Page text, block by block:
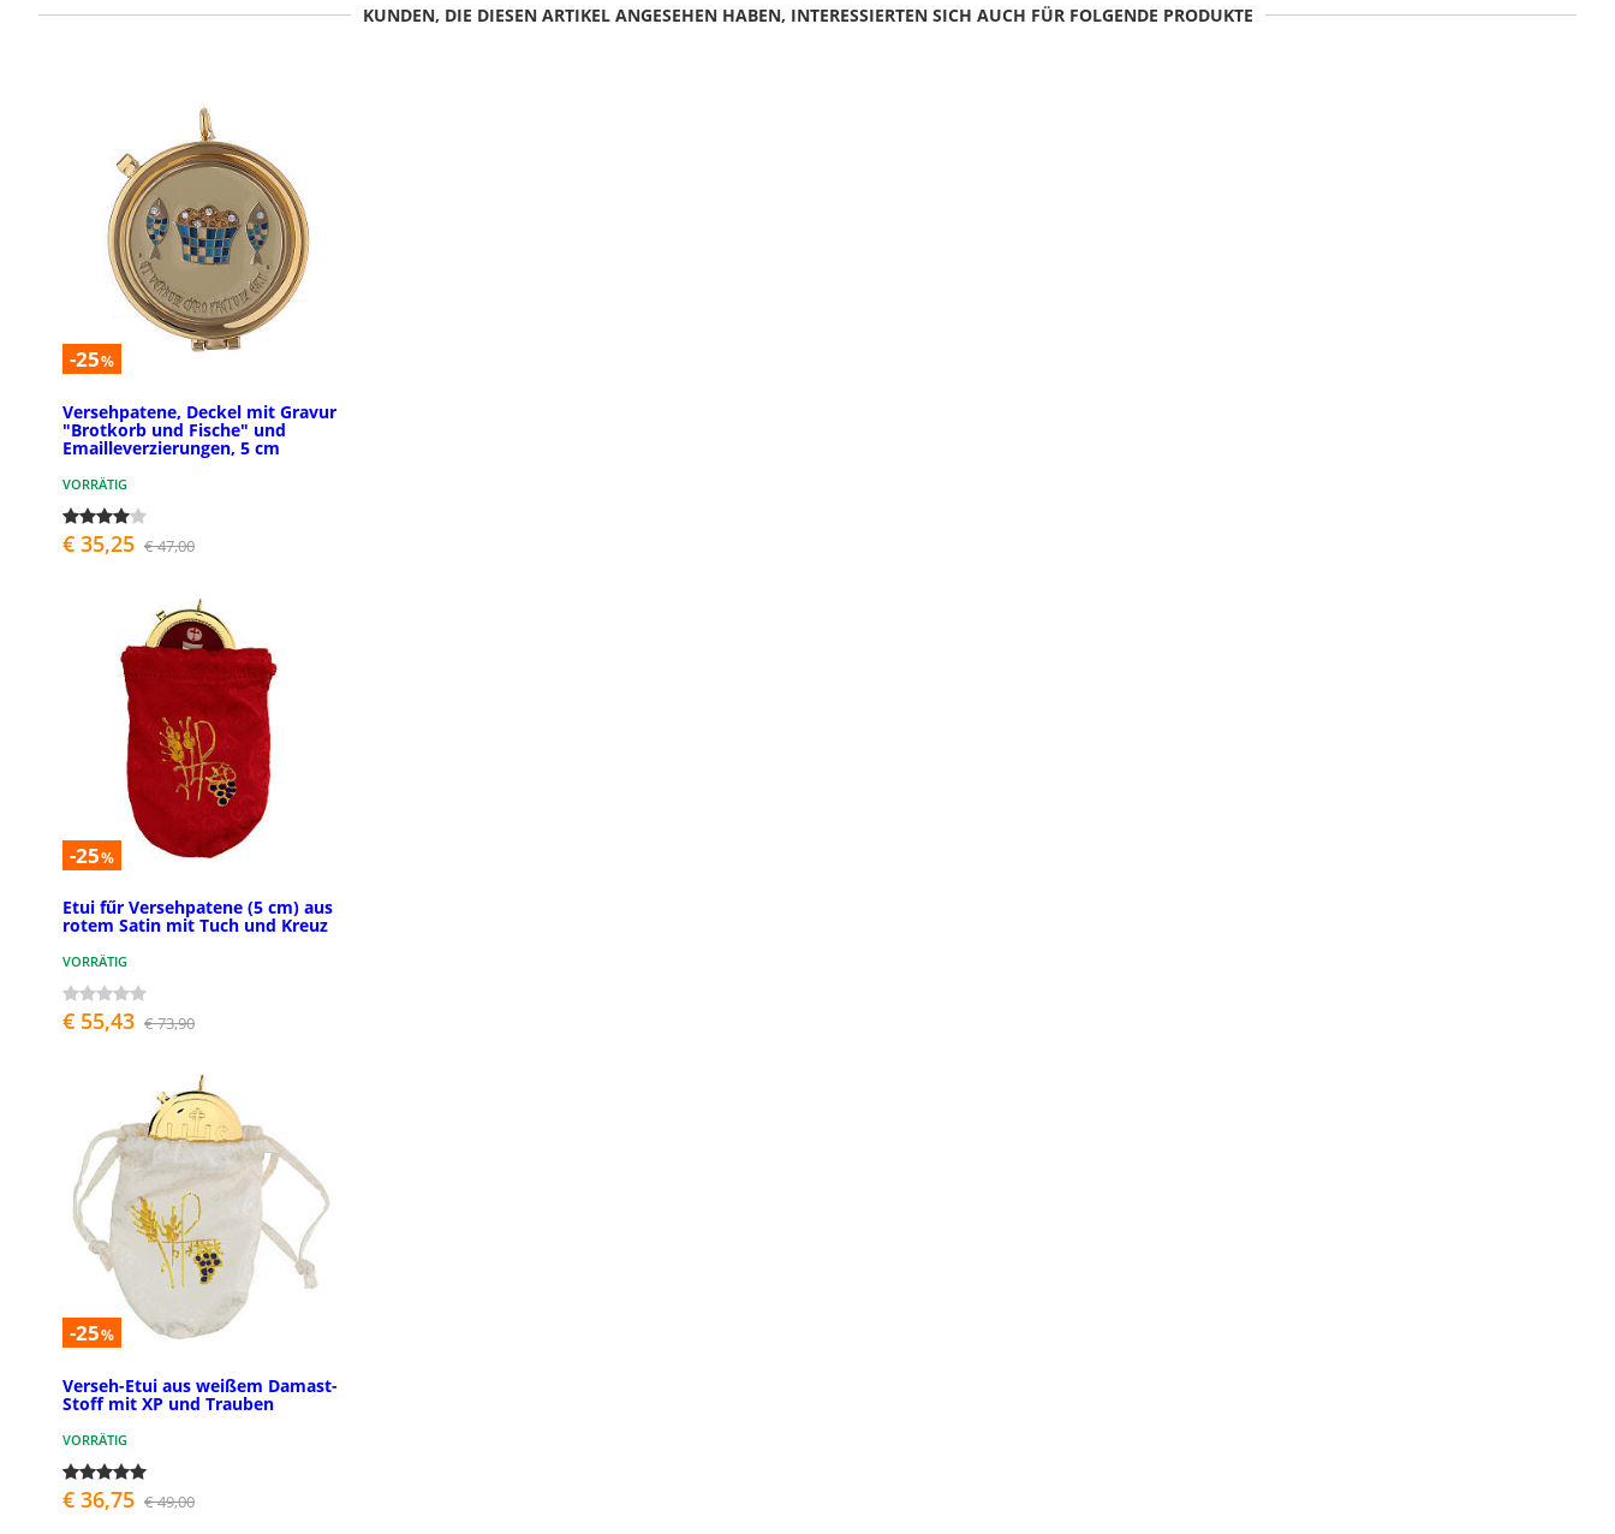
KUNDEN, DIE DIESEN ARTIKEL ANGESEHEN HABEN, INTERESSIERTEN SICH AUCH FÜR FOLGENDE PRODUKTE
-25%
Versehpatene, Deckel mit Gravur
"Brotkorb und Fische" und
Emailleverzierungen, 5 cm
VORRÄTIG
€ 35,25 € 47,00
-25%
Etui fűr Versehpatene (5 cm) aus
rotem Satin mit Tuch und Kreuz
VORRÄTIG
€ 55,43 € 73,90
-25%
Verseh-Etui aus weißem Damast-
Stoff mit XP und Trauben
VORRÄTIG
€ 36,75 € 49,00